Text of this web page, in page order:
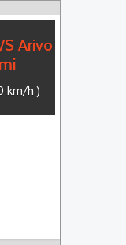
Arivo
km/h )